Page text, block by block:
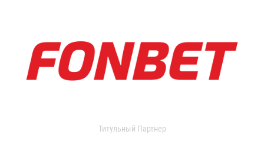
Титульный Партнер